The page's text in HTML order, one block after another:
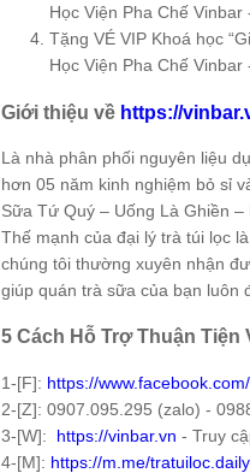
Học Viện Pha Chế
Tặng VÉ VIP Khoá học
Học Viện Pha Chế
Giới thiệu về https://
Là nhà phân phối nguyên liệu
hơn 05 năm kinh nghiệm bỏ sỉ
Sữa Tứ Quý – Uống Là Ghiền –
Thế mạnh của đại lý trà túi lọc
chúng tôi thường xuyên nhận
giúp quán trà sữa của bạn luôn
5 Cách Hỗ Trợ Thuận
1-[F]: https://
2-[Z]: 0907.095.295 (zalo) -
3-[W]: https://vinbar.vn - Truy
4-[M]: https://m.me/tratuiloc.daily